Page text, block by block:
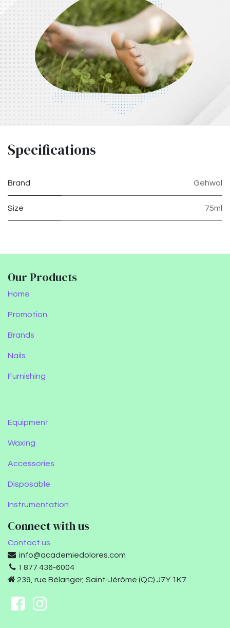
Specifications
Brand Gehwol
Size 75ml
Our Products
Home
Promotion
Brands
Nails
Furnishing
Equipment
Waxing
Accessories
Disposable
Instrumentation
Connect with us
Contact us
info@academiedolores.com
1 877 436-6004
239, rue Bélanger, Saint-Jérôme (QC) J7Y 1K7